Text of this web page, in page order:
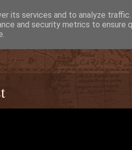
its services and to analyze
and security metrics to ensure